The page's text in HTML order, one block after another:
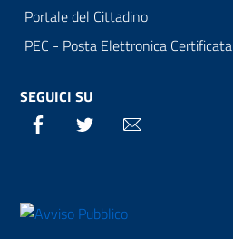
Portale del Cittadino
PEC - Posta Elettronica Certificata
SEGUICI SU
Facebook Twitter